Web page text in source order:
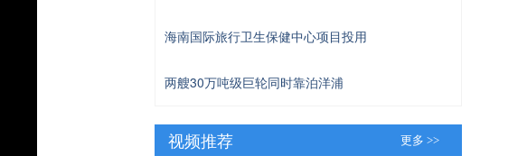
海南国际旅行卫生保健中心项目投用
两艘30万吨级巨轮同时靠泊洋浦
视频推荐 更多 >>